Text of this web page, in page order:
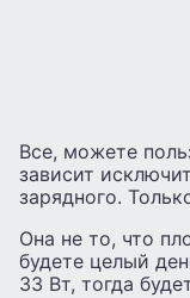
Все, можете
зависит
зарядного.
Она не то, что
будете целый
33 Вт, тогда